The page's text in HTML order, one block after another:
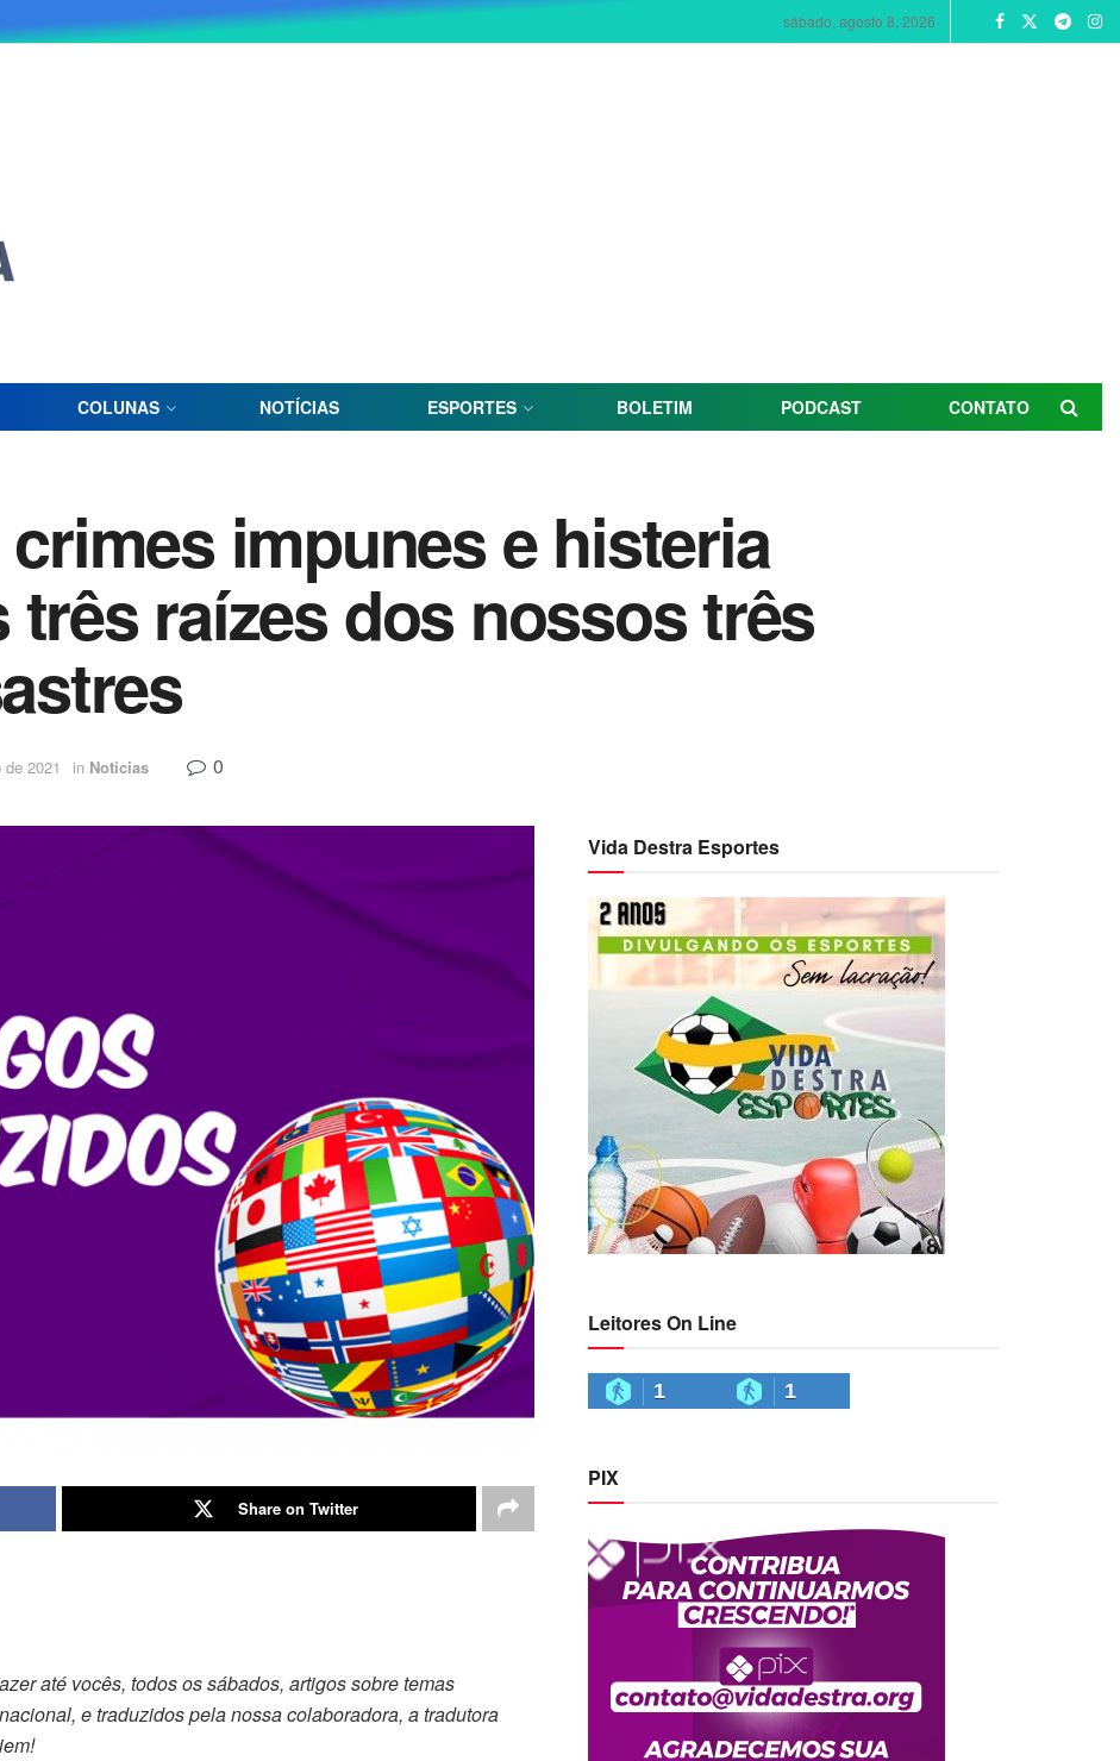
sábado, agosto 8, 2026
COLUNAS NOTÍCIAS ESPORTES BOLETIM PODCAST CONTATO
impunes e histeria
raízes dos nossos três
2021 in Noticias 0
Share on Twitter
até vocês, todos os sábados, artigos sobre temas
e traduzidos pela nossa colaboradora, a tradutora
Vida Destra Esportes
Leitores On Line
1 1
PIX